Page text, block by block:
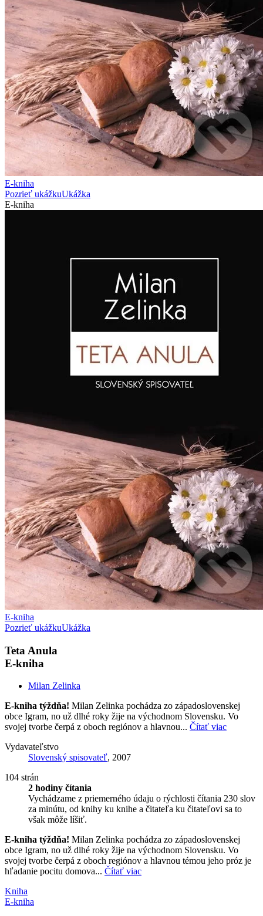
E-kniha
Pozrieť ukážkuUkážka
E-kniha
E-kniha
Pozrieť ukážkuUkážka
Teta Anula
E-kniha
Milan Zelinka
E-kniha týždňa! Milan Zelinka pochádza zo západoslovenskej
obce Igram, no už dlhé roky žije na východnom Slovensku. Vo
svojej tvorbe čerpá z oboch regiónov a hlavnou... Čítať viac
Vydavateľstvo
Slovenský spisovateľ, 2007
104 strán
2 hodiny čítania
Vychádzame z priemerného údaju o rýchlosti čítania 230 slov
za minútu, od knihy ku knihe a čitateľa ku čitateľovi sa to
však môže líšiť.
E-kniha týždňa! Milan Zelinka pochádza zo západoslovenskej
obce Igram, no už dlhé roky žije na východnom Slovensku. Vo
svojej tvorbe čerpá z oboch regiónov a hlavnou témou jeho próz je
hľadanie pocitu domova... Čítať viac
Kniha
E-kniha